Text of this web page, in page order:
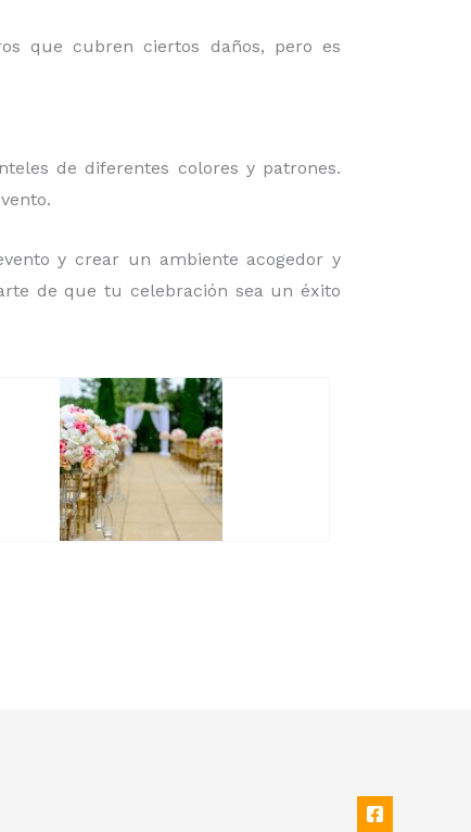
que cubren ciertos daños, pero es
de diferentes colores y patrones.
y crear un ambiente acogedor y
de que tu celebración sea un éxito